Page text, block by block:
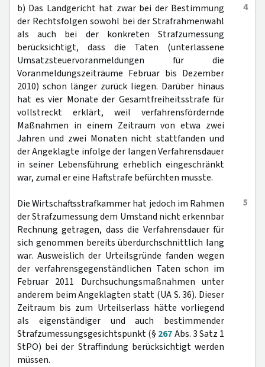
4
b) Das Landgericht hat zwar bei der Bestimmung
der Rechtsfolgen sowohl bei der Strafrahmenwahl
als auch bei der konkreten Strafzumessung
berücksichtigt, dass die Taten (unterlassene
Umsatzsteuervoranmeldungen für die
Voranmeldungszeiträume Februar bis Dezember
2010) schon länger zurück liegen. Darüber hinaus
hat es vier Monate der Gesamtfreiheitsstrafe für
vollstreckt erklärt, weil verfahrensfördernde
Maßnahmen in einem Zeitraum von etwa zwei
Jahren und zwei Monaten nicht stattfanden und
der Angeklagte infolge der langen Verfahrensdauer
in seiner Lebensführung erheblich eingeschränkt
war, zumal er eine Haftstrafe befürchten musste.
5
Die Wirtschaftsstrafkammer hat jedoch im Rahmen
der Strafzumessung dem Umstand nicht erkennbar
Rechnung getragen, dass die Verfahrensdauer für
sich genommen bereits überdurchschnittlich lang
war. Ausweislich der Urteilsgründe fanden wegen
der verfahrensgegenständlichen Taten schon im
Februar 2011 Durchsuchungsmaßnahmen unter
anderem beim Angeklagten statt (UA S. 36). Dieser
Zeitraum bis zum Urteilserlass hätte vorliegend
als eigenständiger und auch bestimmender
Strafzumessungsgesichtspunkt (§ 267Abs. 3 Satz 1
StPO) bei der Straffindung berücksichtigt werden
müssen.